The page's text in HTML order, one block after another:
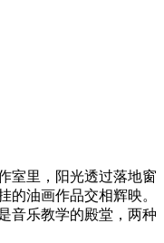
室里，阳光透过落地窗
的油画作品交相辉映。
音乐教学的殿堂，两种